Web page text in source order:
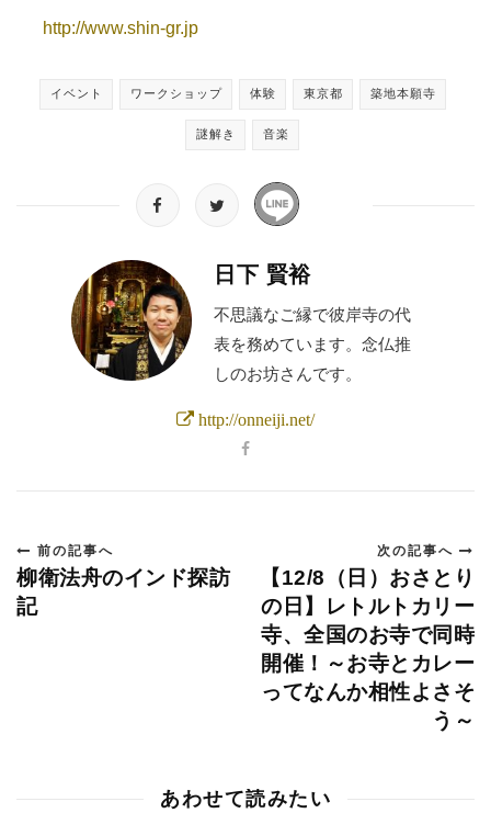
http://www.shin-gr.jp
イベント ワークショップ 体験 東京都 築地本願寺
謎解き 音楽
日下 賢裕
不思議なご縁で彼岸寺の代
表を務めています。念仏推
しのお坊さんです。
http://onneiji.net/
前の記事へ
柳衛法舟のインド探訪
記
次の記事へ
【12/8（日）おさとり
の日】レトルトカリー
寺、全国のお寺で同時
開催！～お寺とカレー
ってなんか相性よさそ
う～
あわせて読みたい